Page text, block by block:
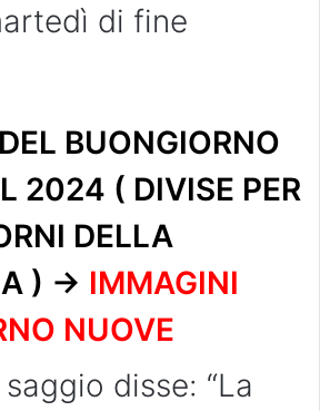
di fine
BUONGIORNO
2024 ( DIVISE PER
DELLA
) -> IMMAGINI
NUOVE
disse: “La